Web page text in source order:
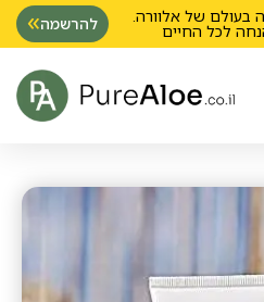
בעולם של אלוורה. להרשמה